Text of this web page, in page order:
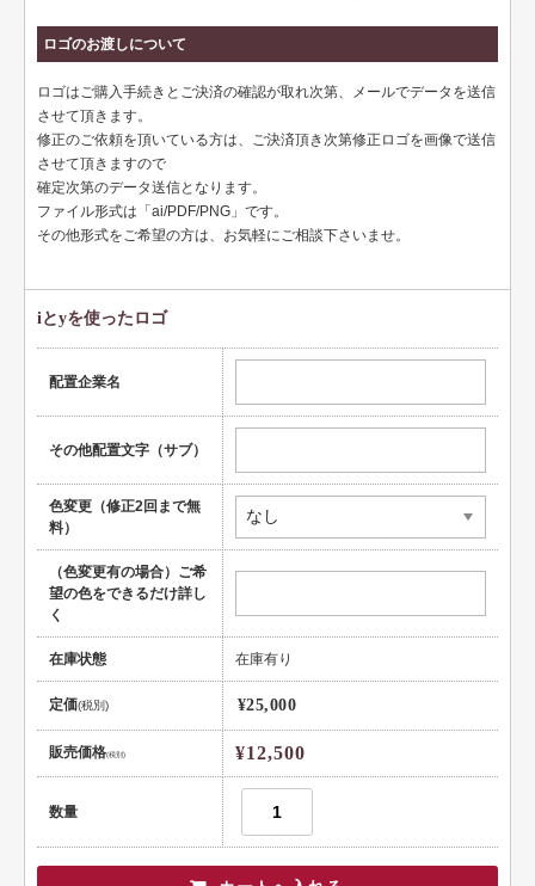
ロゴマーク販売
住宅
リフォーム
設備
介護福祉
スポーツ
士業
証券・金融
ＩＴ
不動産
美容・サロン
飲食店
ショップ
イラスト系
ロゴのお渡しについて
ロゴはご購入手続きとご決済の確認が取れ次第、メールでデータを送信
させて頂きます。
修正のご依頼を頂いている方は、ご決済頂き次第修正ロゴを画像で送信
させて頂きますので
確定次第のデータ送信となります。
ファイル形式は「ai/PDF/PNG」です。
その他形式をご希望の方は、お気軽にご相談下さいませ。
iとyを使ったロゴ
配置企業名
その他配置文字（サブ）
色変更（修正2回まで無
料）
（色変更有の場合）ご希
望の色をできるだけ詳し
く
在庫状態 在庫有り
定価(税別) ¥25,000
販売価格(税別) ¥12,500
数量